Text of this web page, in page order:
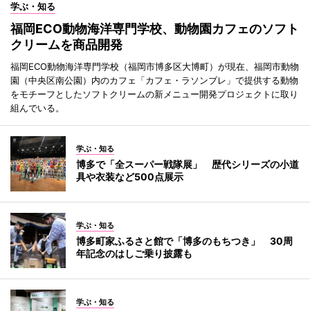
学ぶ・知る
福岡ECO動物海洋専門学校、動物園カフェのソフト
クリームを商品開発
福岡ECO動物海洋専門学校（福岡市博多区大博町）が現在、福岡市動物
園（中央区南公園）内のカフェ「カフェ・ラソンブレ」で提供する動物
をモチーフとしたソフトクリームの新メニュー開発プロジェクトに取り
組んでいる。
学ぶ・知る
博多で「全スーパー戦隊展」 歴代シリーズの小道
具や衣装など500点展示
学ぶ・知る
博多町家ふるさと館で「博多のもちつき」 30周
年記念のはしご乗り披露も
学ぶ・知る